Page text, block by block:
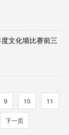
文化墙比赛前三
9 10 11
下一页